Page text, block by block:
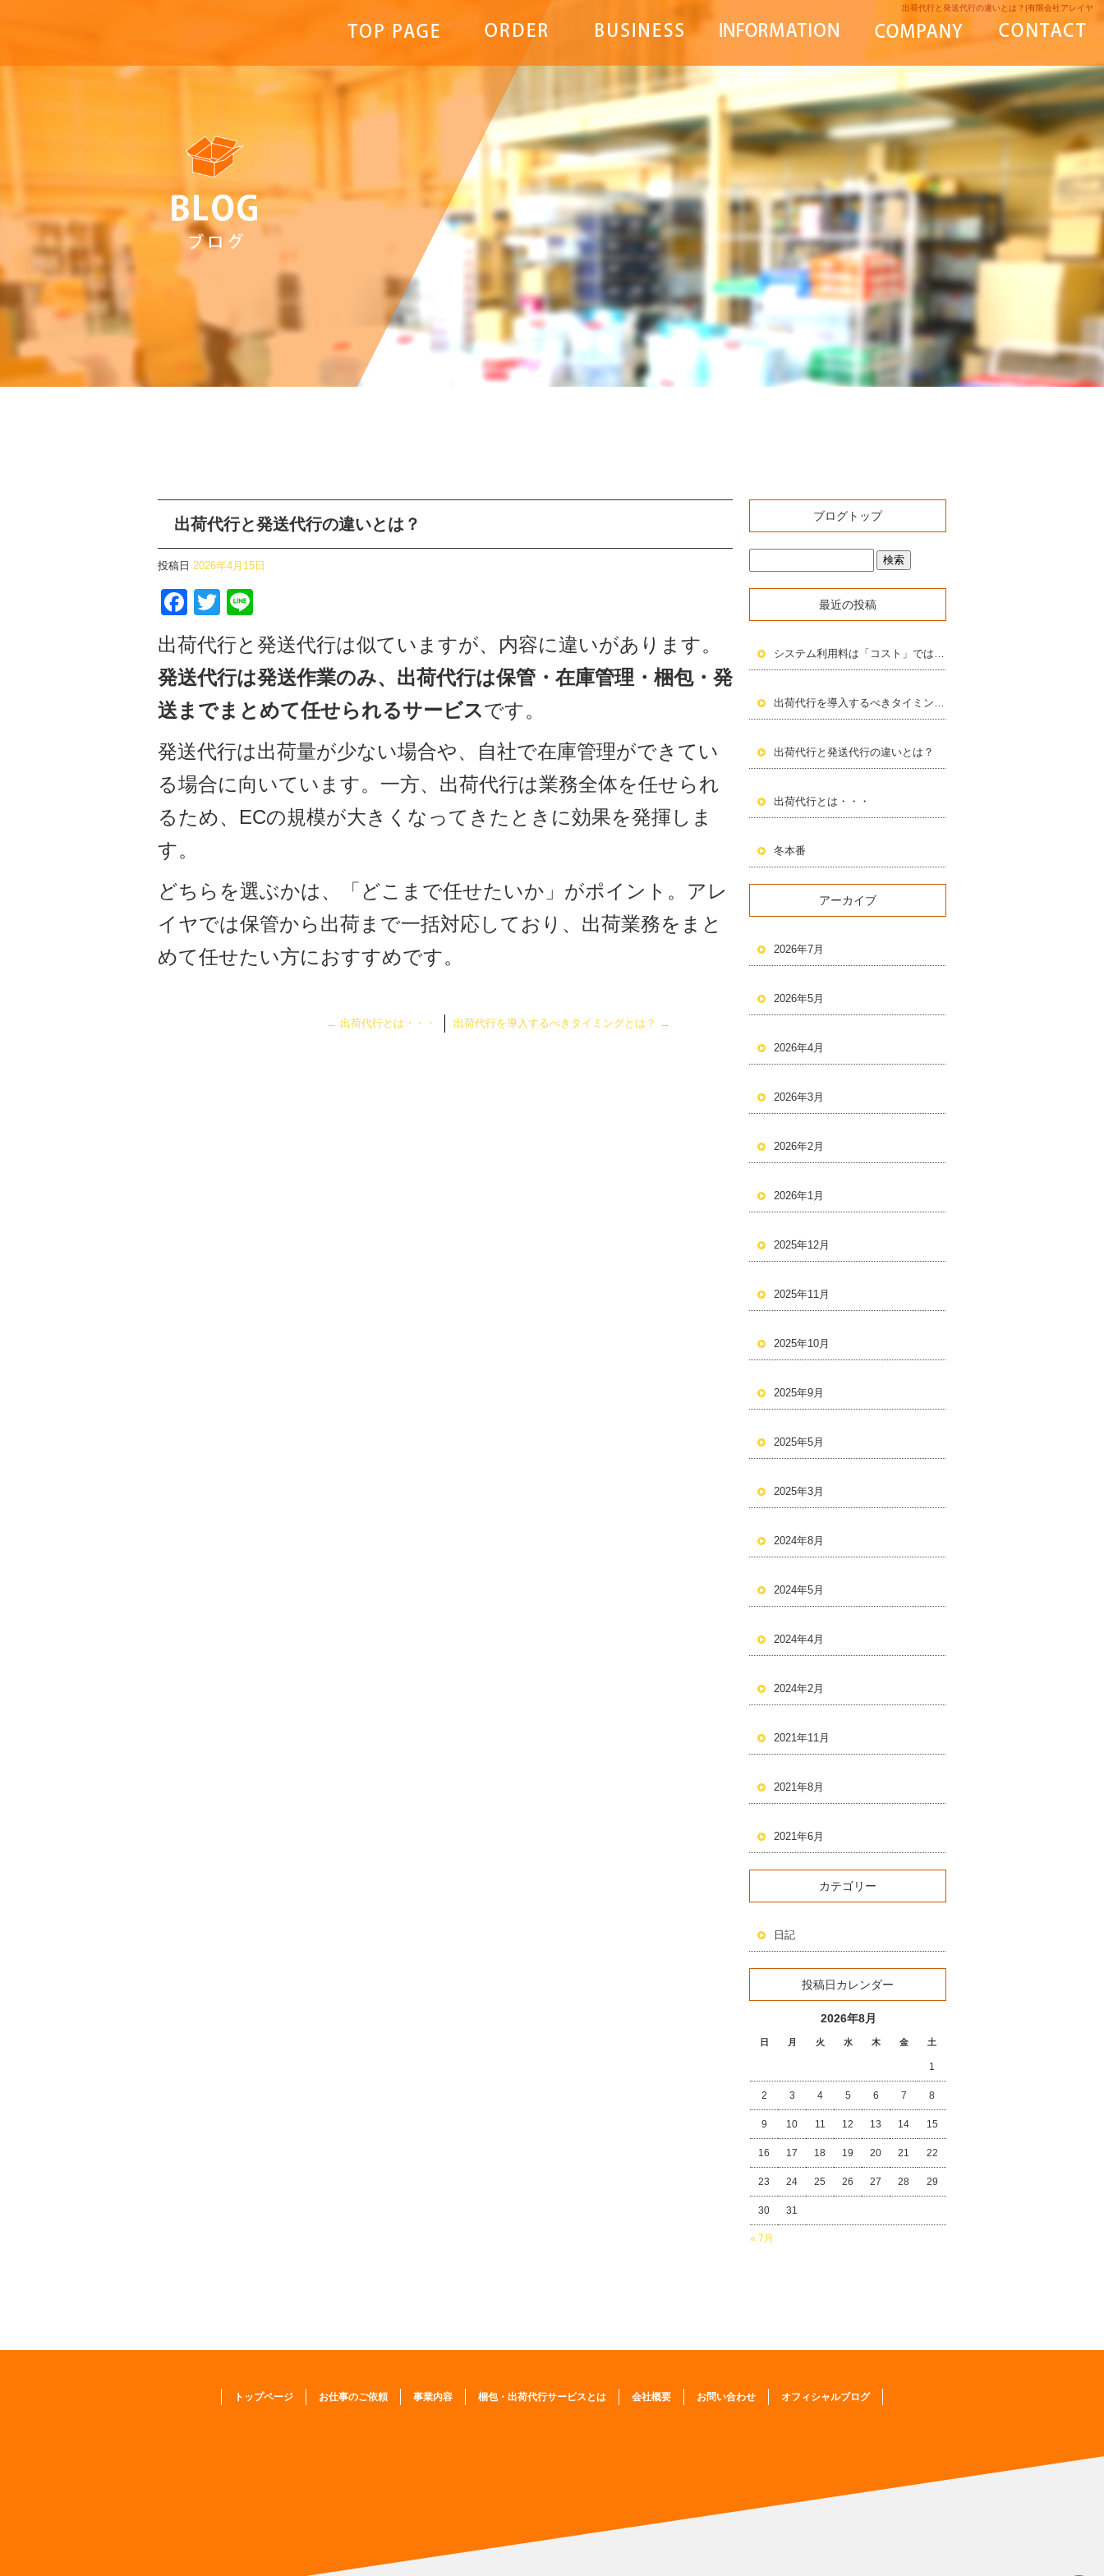
出荷代行と発送代行の違いとは？|有限会社アレイヤ
出荷代行と発送代行の違いとは？
投稿日 2026年4月15日
Facebook
Twitter
出荷代行と発送代行は似ていますが、内容に違いがあります。
発送代行は発送作業のみ、出荷代行は保管・在庫管理・梱包・発
送までまとめて任せられるサービスです。
発送代行は出荷量が少ない場合や、自社で在庫管理ができてい
る場合に向いています。一方、出荷代行は業務全体を任せられ
るため、ECの規模が大きくなってきたときに効果を発揮しま
す。
どちらを選ぶかは、「どこまで任せたいか」がポイント。アレ
イヤでは保管から出荷まで一括対応しており、出荷業務をまと
めて任せたい方におすすめです。
← 出荷代行とは・・・ 出荷代行を導入するべきタイミングとは？ →
ブログトップ
最近の投稿
システム利用料は「コスト」ではなく、物流品質への投資です
出荷代行を導入するべきタイミングとは？
出荷代行と発送代行の違いとは？
出荷代行とは・・・
冬本番
アーカイブ
2026年7月
2026年5月
2026年4月
2026年3月
2026年2月
2026年1月
2025年12月
2025年11月
2025年10月
2025年9月
2025年5月
2025年3月
2024年8月
2024年5月
2024年4月
2024年2月
2021年11月
2021年8月
2021年6月
カテゴリー
日記
投稿日カレンダー
2026年8月
日 月 火 水 木 金 土
« 7月
1
2 3 4 5 6 7 8
9 10 11 12 13 14 15
16 17 18 19 20 21 22
23 24 25 26 27 28 29
30 31
トップページ お仕事のご依頼 事業内容 梱包・出荷代行サービスとは 会社概要 お問い合わせ オフィシャルブログ